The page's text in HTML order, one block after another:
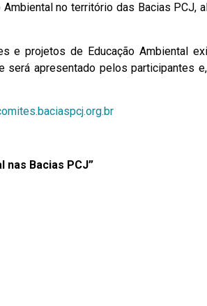
no território das Bacias PCJ,
e projetos de Educação Ambiental
apresentado pelos participantes
nas Bacias PCJ”